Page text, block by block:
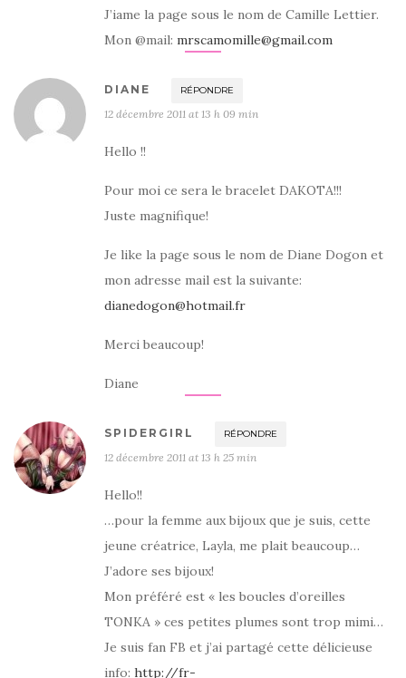
J’iame la page sous le nom de Camille Lettier.
Mon @mail: mrscamomille@gmail.com
DIANE RÉPONDRE
12 décembre 2011 at 13 h 09 min
Hello !!
Pour moi ce sera le bracelet DAKOTA!!!
Juste magnifique!
Je like la page sous le nom de Diane Dogon et
mon adresse mail est la suivante:
dianedogon@hotmail.fr
Merci beaucoup!
Diane
SPIDERGIRL RÉPONDRE
12 décembre 2011 at 13 h 25 min
Hello!!
…pour la femme aux bijoux que je suis, cette
jeune créatrice, Layla, me plait beaucoup…
J’adore ses bijoux!
Mon préféré est « les boucles d’oreilles
TONKA » ces petites plumes sont trop mimi…
Je suis fan FB et j’ai partagé cette délicieuse
info: http://fr-